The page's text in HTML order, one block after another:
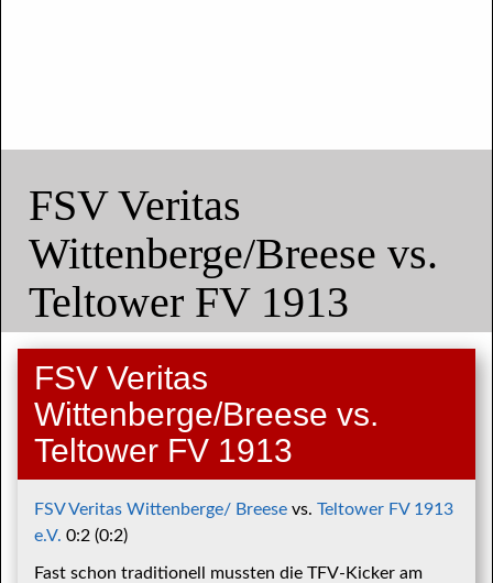
FSV Veritas
Wittenberge/Breese vs.
Teltower FV 1913
FSV Veritas
Wittenberge/Breese vs.
Teltower FV 1913
FSV Veritas Wittenberge/ Breese vs. Teltower FV 1913
e.V. 0:2 (0:2)
Fast schon traditionell mussten die TFV-Kicker am